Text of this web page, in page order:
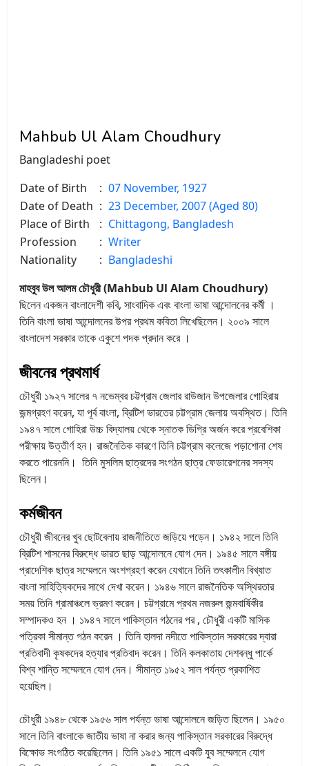
Mahbub Ul Alam Choudhury
Bangladeshi poet
Date of Birth
: 07 November, 1927
Date of Death : 23 December, 2007 (Aged 80)
Place of Birth
: Chittagong, Bangladesh
Profession
: Writer
Nationality
: Bangladeshi
মাহবুব উল আলম চৌধুরী (Mahbub Ul Alam Choudhury)
ছিলেন একজন বাংলাদেশী কবি, সাংবাদিক এবং বাংলা ভাষা আন্দোলনের কর্মী ।
তিনি বাংলা ভাষা আন্দোলনের উপর প্রথম কবিতা লিখেছিলেন। ২০০৯ সালে
বাংলাদেশ সরকার তাকে একুশে পদক প্রদান করে ।
জীবনের প্রথমার্ধ
চৌধুরী ১৯২৭ সালের ৭ নভেম্বর চট্টগ্রাম জেলার রাউজান উপজেলার গোহিরায়
জন্মগ্রহণ করেন, যা পূর্ব বাংলা, ব্রিটিশ ভারতের চট্টগ্রাম জেলায় অবস্থিত। তিনি
১৯৪৭ সালে গোহিরা উচ্চ বিদ্যালয় থেকে স্নাতক ডিগ্রি অর্জন করে প্রবেশিকা
পরীক্ষায় উত্তীর্ণ হন। রাজনৈতিক কারণে তিনি চট্টগ্রাম কলেজে পড়াশোনা শেষ
করতে পারেননি। তিনি মুসলিম ছাত্রদের সংগঠন ছাত্র ফেডারেশনের সদস্য
ছিলেন।
কর্মজীবন
চৌধুরী জীবনের খুব ছোটবেলায় রাজনীতিতে জড়িয়ে পড়েন। ১৯৪২ সালে তিনি
ব্রিটিশ শাসনের বিরুদ্ধে ভারত ছাড় আন্দোলনে যোগ দেন। ১৯৪৫ সালে বঙ্গীয়
প্রাদেশিক ছাত্র সম্মেলনে অংশগ্রহণ করেন যেখানে তিনি তৎকালীন বিখ্যাত
বাংলা সাহিত্যিকদের সাথে দেখা করেন। ১৯৪৬ সালে রাজনৈতিক অস্থিরতার
সময় তিনি গ্রামাঞ্চলে ভ্রমণ করেন। চট্টগ্রামে প্রথম নজরুল জন্মবার্ষিকীর
সম্পাদকও হন । ১৯৪৭ সালে পাকিস্তান গঠনের পর , চৌধুরী একটি মাসিক
পত্রিকা সীমান্ত গঠন করেন । তিনি হালদা নদীতে পাকিস্তান সরকারের দ্বারা
প্রতিবাদী কৃষকদের হত্যার প্রতিবাদ করেন। তিনি কলকাতায় দেশবন্ধু পার্কে
বিশ্ব শান্তি সম্মেলনে যোগ দেন। সীমান্ত ১৯৫২ সাল পর্যন্ত প্রকাশিত
হয়েছিল।
চৌধুরী ১৯৪৮ থেকে ১৯৫৬ সাল পর্যন্ত ভাষা আন্দোলনে জড়িত ছিলেন। ১৯৫০
সালে তিনি বাংলাকে জাতীয় ভাষা না করার জন্য পাকিস্তান সরকারের বিরুদ্ধে
বিক্ষোভ সংগঠিত করেছিলেন। তিনি ১৯৫১ সালে একটি যুব সম্মেলনে যোগ